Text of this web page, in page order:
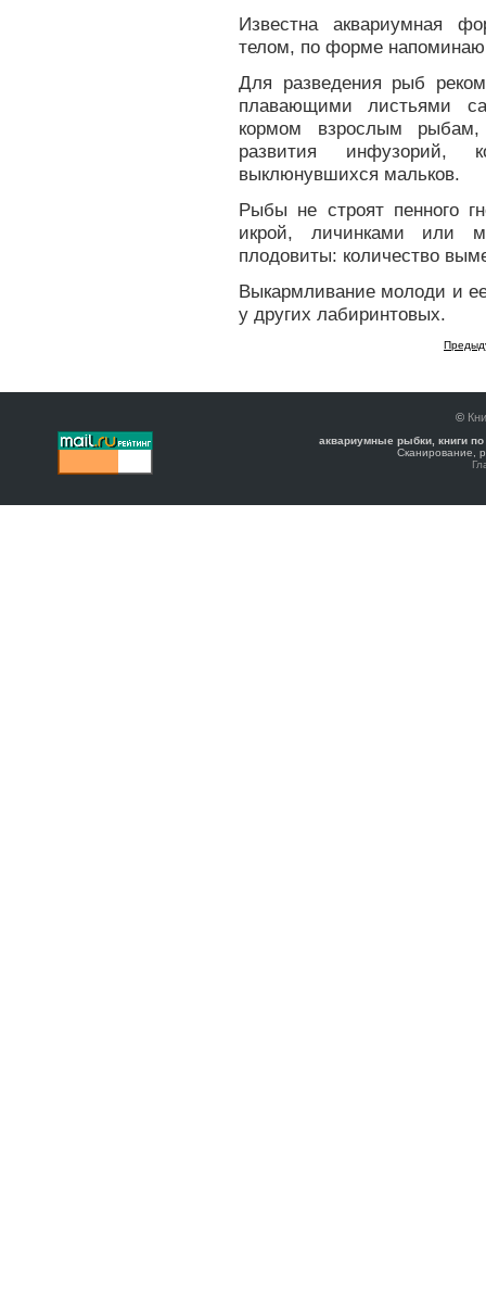
Известна аквариумная
телом, по форме
Для разведения рыб
плавающими листьями
кормом взрослым
развития
выклюнувшихся мальков.
Рыбы не строят пенного
икрой, личинками или
плодовиты: количество
Выкармливание молоди и
у других лабиринтовых.
©
аквариумные рыбки, книги
Сканирование,